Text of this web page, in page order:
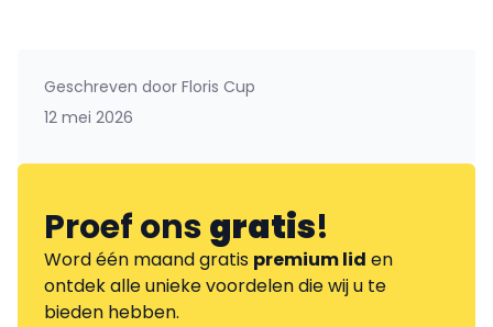
Geschreven door Floris Cup
12 mei 2026
Proef onsgratis!
Word één maand gratis premium lid en
ontdek alle unieke voordelen die wij u te
bieden hebben.